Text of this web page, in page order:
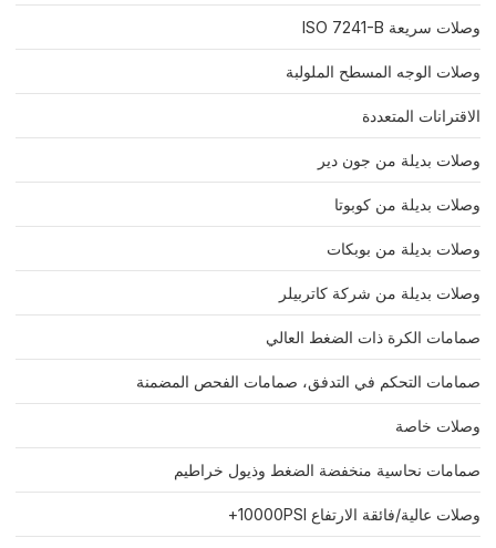
وصلات سريعة ISO 7241-B
وصلات الوجه المسطح الملولبة
الاقترانات المتعددة
وصلات بديلة من جون دير
وصلات بديلة من كوبوتا
وصلات بديلة من بوبكات
وصلات بديلة من شركة كاتربيلر
صمامات الكرة ذات الضغط العالي
صمامات التحكم في التدفق، صمامات الفحص المضمنة
وصلات خاصة
صمامات نحاسية منخفضة الضغط وذيول خراطيم
وصلات عالية/فائقة الارتفاع 10000PSI+